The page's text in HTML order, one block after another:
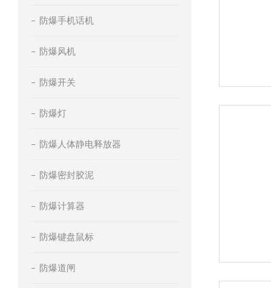
防爆手机话机
防爆风机
防爆开关
防爆灯
防爆人体静电释放器
防爆密封胶泥
防爆计算器
防爆键盘鼠标
防爆道闸